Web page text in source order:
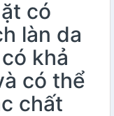
có
làn da
khả
có thể
chất